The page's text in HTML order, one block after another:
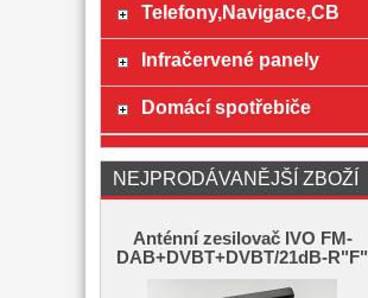
Telefony,Navigace,CB
Infračervené panely
Domácí spotřebiče
NEJPRODÁVANĚJŠÍ ZBOŽÍ
Anténní zesilovač IVO FM-
DAB+DVBT+DVBT/21dB-R"F"